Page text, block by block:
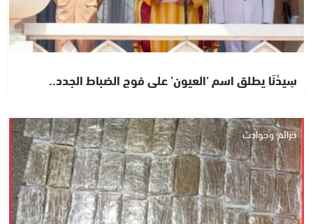
سِيدْنَا يطلق اسم ‘العيون’ على فوج الضباط الجدد..
جرائم وحوادث